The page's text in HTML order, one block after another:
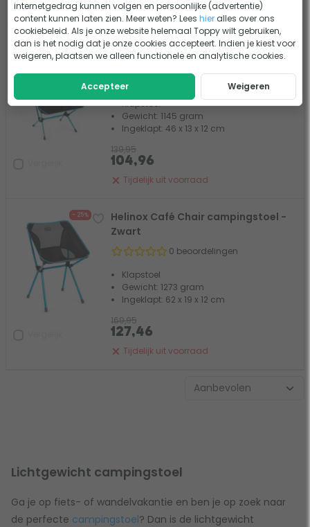
Tijdelijk uit voorraad
- 25%
Helinox Chair Two campingstoel -
Zwart
1 beoordeling
Klapstoel
Gewicht: 1145 gram
Ingeklapt: 46 x 13 x 12 cm
Tijdelijk uit voorraad
139,95
104,96
- 25%
Helinox Café Chair campingstoel -
Zwart
0 beoordelingen
Klapstoel
Gewicht: 1273 gram
Ingeklapt: 62 x 19 x 12 cm
Tijdelijk uit voorraad
169,95
127,46
Lichtgewicht campingstoel
Ga je op fiets- of wandelvakantie en ben je op zoek naar
de perfecte campingstoel? Dan is de lichtgewicht
internetgedrag kunnen volgen en persoonlijke (advertentie)
content kunnen laten zien. Meer weten? Leeshier alles over ons
cookiebeleid. Als je onze website helemaal Toppy wilt gebruiken,
dan is het nodig dat je onze cookies accepteert. Indien je kiest voor
weigeren, plaatsen we alleen functionele en analytische cookies.
Accepteer Weigeren